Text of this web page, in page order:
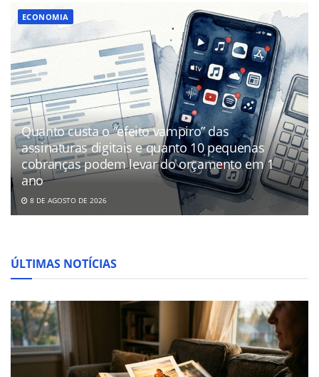
ECONOMIA
Quanto custa o “efeito vampiro” das
assinaturas digitais e quanto 10 pequenas
cobranças podem levar do orçamento em 1
ano
8 DE AGOSTO DE 2026
ÚLTIMAS NOTÍCIAS